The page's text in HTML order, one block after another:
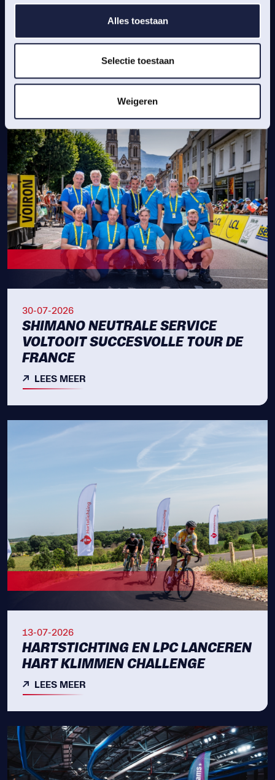
Alles toestaan
Selectie toestaan
Weigeren
MEER NIEUWS
30-07-2026
SHIMANO NEUTRALE SERVICE
VOLTOOIT SUCCESVOLLE TOUR DE
FRANCE
LEES MEER
13-07-2026
HARTSTICHTING EN LPC LANCEREN
HART KLIMMEN CHALLENGE
LEES MEER